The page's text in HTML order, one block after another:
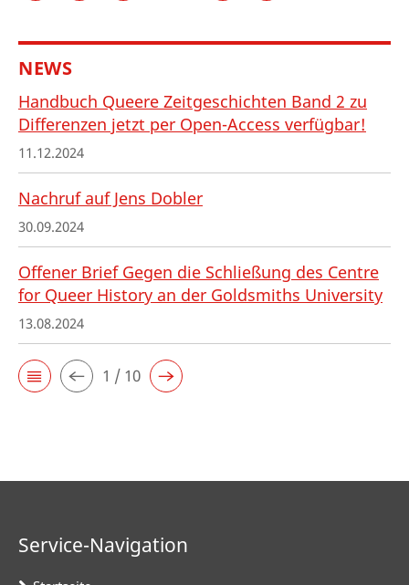
NEWS
Handbuch Queere Zeitgeschichten Band 2 zu
Differenzen jetzt per Open-Access verfügbar!
11.12.2024
Nachruf auf Jens Dobler
30.09.2024
Offener Brief Gegen die Schließung des Centre
for Queer History an der Goldsmiths University
13.08.2024
1 / 10
Service-Navigation